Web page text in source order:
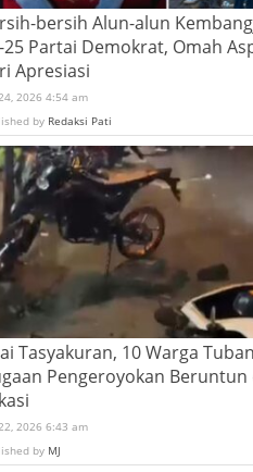
bersih Alun-alun
25 Partai Demokrat, Omah
Apresiasi
2026 4:54 am
by Redaksi Pati
Tasyakuran, 10 Warga
Pengeroyokan Beruntun
2026 6:43 am
by MJ